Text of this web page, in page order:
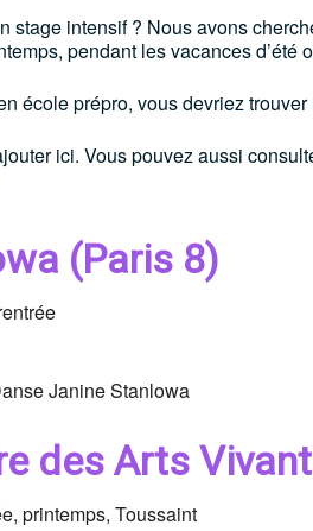
stage intensif ? Nous avons
pendant les vacances d’été
école prépro, vous devriez
ici. Vous pouvez aussi
(Paris 8)
Janine Stanlowa
des Arts
printemps, Toussaint